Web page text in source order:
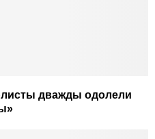
дважды одолели